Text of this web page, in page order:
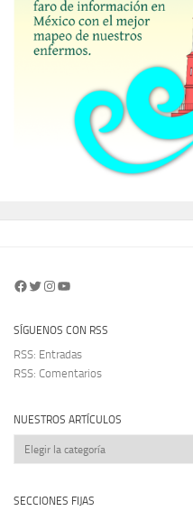
Facebook
Twitter
Instagram
YouTube
SÍGUENOS CON RSS
RSS: Entradas
RSS: Comentarios
NUESTROS ARTÍCULOS
Nuestros
artículos
SECCIONES FIJAS